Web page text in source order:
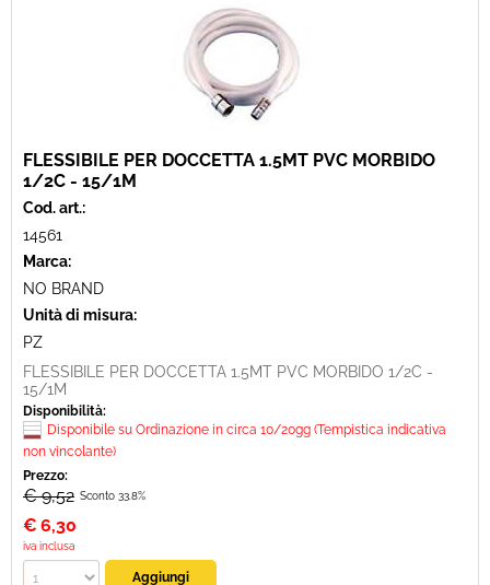
FLESSIBILE PER DOCCETTA 1.5MT PVC MORBIDO
1/2C - 15/1M
Cod. art.:
14561
Marca:
NO BRAND
Unità di misura:
PZ
FLESSIBILE PER DOCCETTA 1.5MT PVC MORBIDO 1/2C -
15/1M
Disponibilità:
Disponibile su Ordinazione in circa 10/20gg (Tempistica indicativa
non vincolante)
Prezzo:
€ 9,52 Sconto 33.8%
€ 6,30
iva inclusa